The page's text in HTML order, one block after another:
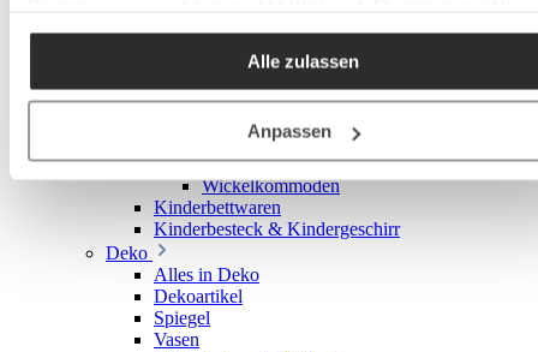
akzeptieren / etc.]“ erteilen Sie Ihre Einwilligung auch in die
Weitergabe über Ihr Verhalten in unserem Shop an unseren
Partner, die shopware AG (Ebbinghoff 10, 48624
Deutschland), die diese Daten Ihnen nicht persönlich
Produktverbesserungen, Marktverhaltensanalysen)
Alle zulassen
Anpassen
Schränke & Aufbewahrung
Kinderbetten
Jugendbetten
Hochbetten
Alles in Babymöbel
Babybetten
Wickelkommoden
Kinderbettwaren
Kinderbesteck & Kindergeschirr
Deko
Alles in Deko
Dekoartikel
Spiegel
Vasen